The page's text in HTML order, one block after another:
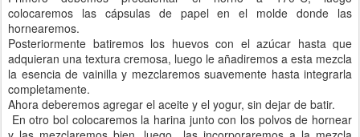
colocaremos las cápsulas de papel en el molde donde las
hornearemos.
Posteriormente batiremos los huevos con el azúcar hasta que
adquieran una textura cremosa, luego le añadiremos a esta mezcla
la esencia de vainilla y mezclaremos suavemente hasta integrarla
completamente.
Ahora deberemos agregar el aceite y el yogur, sin dejar de batir.
En otro bol colocaremos la harina junto con los polvos de hornear